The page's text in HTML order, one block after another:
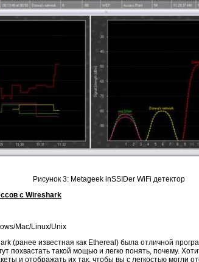
Рисунок 3: Metageek inSSIDer WiFi детектор
с Wireshark
Mac/Linux/Unix
(ранее известная как Ethereal) была отличной
похвастать такой мощью и легко понять, почему.
и отображать их так, чтобы вы с легкостью могли